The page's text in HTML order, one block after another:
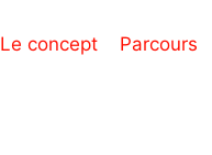
Le concept Parcours